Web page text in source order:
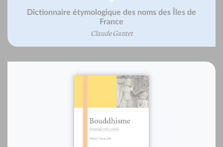
Dictionnaire étymologique des noms des Îles de
France
Claude Gantet